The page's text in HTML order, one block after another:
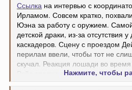
Ссылка на интервью с
Ирламом. Совсем кратко,
Юэна за работу с оружием.
детской драки, из-за отсутствия
каскадеров. Сцену с проездом
перилам ввели, чтобы тот не
скучал. Реакция лошади во
Ройс вполне реальна.Нажмите, чтобы